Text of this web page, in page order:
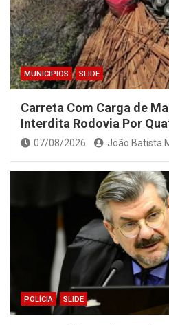
MUNICIPIOS SLIDE
Carreta Com Carga de
Interdita Rodovia Por
07/08/2026 João Batista
POLÍCIA SLIDE